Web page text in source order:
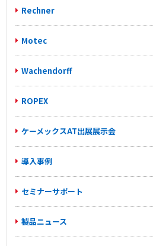
Rechner
Motec
Wachendorff
ROPEX
ケーメックスAT出展展示会
導入事例
セミナーサポート
製品ニュース